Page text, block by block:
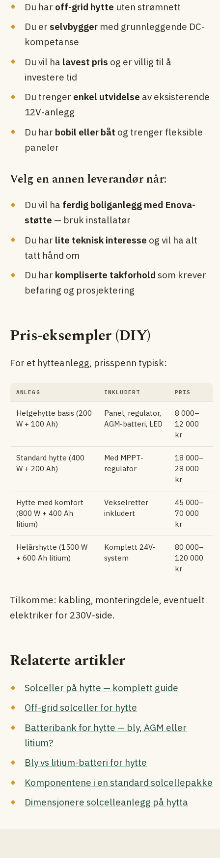
Du har off-grid hytte uten strømnett
Du er selvbygger med grunnleggende DC-
kompetanse
Du vil ha lavest pris og er villig til å
investere tid
Du trenger enkel utvidelse av eksisterende
12V-anlegg
Du har bobil eller båt og trenger fleksible
paneler
Velg en annen leverandør når:
Du vil ha ferdig boliganlegg med Enova-
støtte — bruk installatør
Du har lite teknisk interesse og vil ha alt
tatt hånd om
Du har kompliserte takforhold som krever
befaring og prosjektering
Pris-eksempler (DIY)
For et hytte­anlegg, prisspenn typisk:
ANLEGG INKLUDERT PRIS
Helgehytte basis (200
W + 100 Ah)
Panel, regulator,
AGM-batteri, LED
8 000–
12 000
kr
Standard hytte (400
W + 200 Ah)
Med MPPT-
regulator
18 000–
28 000
kr
Hytte med komfort
(800 W + 400 Ah
litium)
Vekselretter
inkludert
45 000–
70 000
kr
Helårshytte (1500 W
+ 600 Ah litium)
Komplett 24V-
system
80 000–
120 000
kr
Tilkomme: kabling, montering­dele, eventuelt
elektriker for 230V-side.
Relaterte artikler
Solceller på hytte — komplett guide
Off-grid solceller for hytte
Batteribank for hytte — bly, AGM eller
litium?
Bly vs litium-batteri for hytte
Komponentene i en standard solcellepakke
Dimensjonere solcelleanlegg på hytta